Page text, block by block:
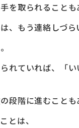
を取られることも
、もう連絡しづら
れていれば、「
段階に進むことも
とは、